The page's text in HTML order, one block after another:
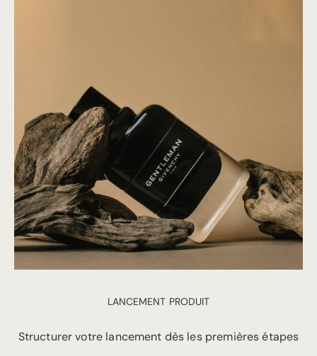
LANCEMENT PRODUIT
Structurer votre lancement dès les premières étapes